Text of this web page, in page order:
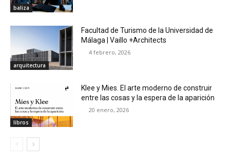
baliza
arquitectura
Facultad de Turismo de la Universidad de
Málaga | Vaillo +Architects
4 febrero, 2026
libros
Klee y Mies. El arte moderno de construir
entre las cosas y la espera de la aparición
20 enero, 2026